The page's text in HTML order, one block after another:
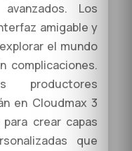
Los
amigable y
el mundo
complicaciones.
en Cloudmax 3
crear capas
que